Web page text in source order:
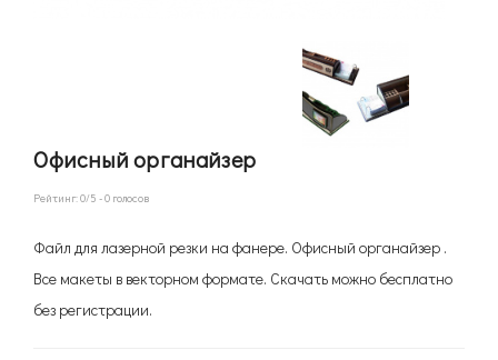
Офисный органайзер
Рейтинг:0/5 -0 голосов
Файл для лазерной резки на фанере. Офисный органайзер .
Все макеты в векторном формате. Скачать можно бесплатно
без регистрации.